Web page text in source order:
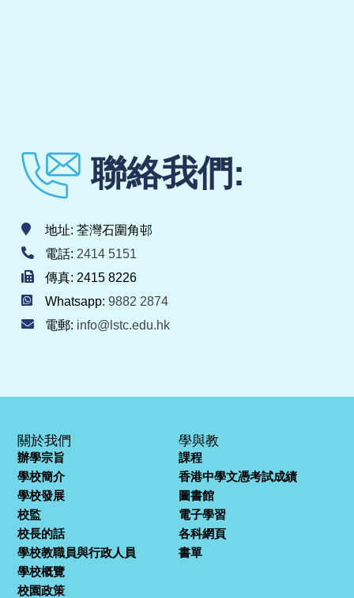
聯絡我們:
地址: 荃灣石圍角邨
電話: 2414 5151
傳真: 2415 8226
Whatsapp: 9882 2874
電郵: info@lstc.edu.hk
關於我們
辦學宗旨
學校簡介
學校發展
校監
校長的話
學校教職員與行政人員
學校概覽
校園政策
學與教
課程
香港中學文憑考試成績
圖書館
電子學習
各科網頁
書單